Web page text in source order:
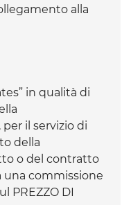
alla
in qualità di
il servizio di
della
o del contratto
commissione
PREZZO DI